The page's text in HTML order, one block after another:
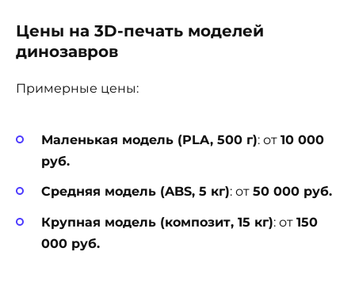
Цены на 3D-печать моделей
динозавров
Примерные цены:
Маленькая модель (PLA, 500 г): от 10 000
руб.
Средняя модель (ABS, 5 кг): от 50 000 руб.
Крупная модель (композит, 15 кг): от 150
000 руб.